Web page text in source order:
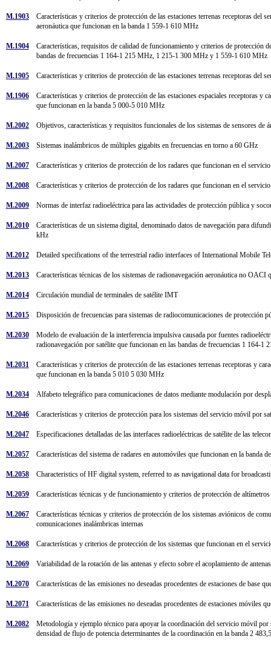
M.1903
Características y criterios de protección de las estaciones terrenas receptoras del
aeronáutica que funcionan en la banda 1 559-1 610 MHz
M.1904
Características, requisitos de calidad de funcionamiento y criterios de protección
bandas de frecuencias 1 164-1 215 MHz, 1 215-1 300 MHz y 1 559-1 610 MHz
M.1905 Características y criterios de protección de las estaciones terrenas receptoras
M.1906
Características y criterios de protección de las estaciones espaciales receptoras y
que funcionan en la banda 5 000-5 010 MHz
M.2002 Objetivos, características y requisitos funcionales de los sistemas de sensores
M.2003 Sistemas inalámbricos de múltiples gigabits en frecuencias en torno a 60 GHz
M.2007 Características y criterios de protección de los radares que funcionan en el
M.2008 Características y criterios de protección de los radares que funcionan en el
M.2009 Normas de interfaz radioeléctrica para las actividades de protección pública y
M.2010
Características de un sistema digital, denominado datos de navegación para
kHz
M.2012 Detailed specifications of the terrestrial radio interfaces of International Mobile
M.2013 Características técnicas de los sistemas de radionavegación aeronáutica no
M.2014 Circulación mundial de terminales de satélite IMT
M.2015 Disposición de frecuencias para sistemas de radiocomunicaciones de
M.2030
Modelo de evaluación de la interferencia impulsiva causada por fuentes
radionavegación por satélite que funcionan en las bandas de frecuencias 1
M.2031
Características y criterios de protección de las estaciones terrenas receptoras y
que funcionan en la banda 5 010 5 030 MHz
M.2034 Alfabeto telegráfico para comunicaciones de datos mediante modulación por
M.2046 Características y criterios de protección para los sistemas del servicio móvil por
M.2047 Especificaciones detalladas de las interfaces radioeléctricas de satélite de las
M.2057 Características del sistema de radares en automóviles que funcionan en la
M.2058 Characteristics of HF digital system, referred to as navigational data for
M.2059 Características técnicas y de funcionamiento y criterios de protección de
M.2067
Características técnicas y criterios de protección de los sistemas aviónicos de
comunicaciones inalámbricas internas
M.2068 Características y criterios de protección de los sistemas que funcionan en el
M.2069 Variabilidad de la rotación de las antenas y efecto sobre el acoplamiento de
M.2070 Características de las emisiones no deseadas procedentes de estaciones de
M.2071 Características de las emisiones no deseadas procedentes de estaciones
M.2082
Metodología y ejemplo técnico para apoyar la coordinación del servicio móvil
densidad de flujo de potencia determinantes de la coordinación en la banda 2